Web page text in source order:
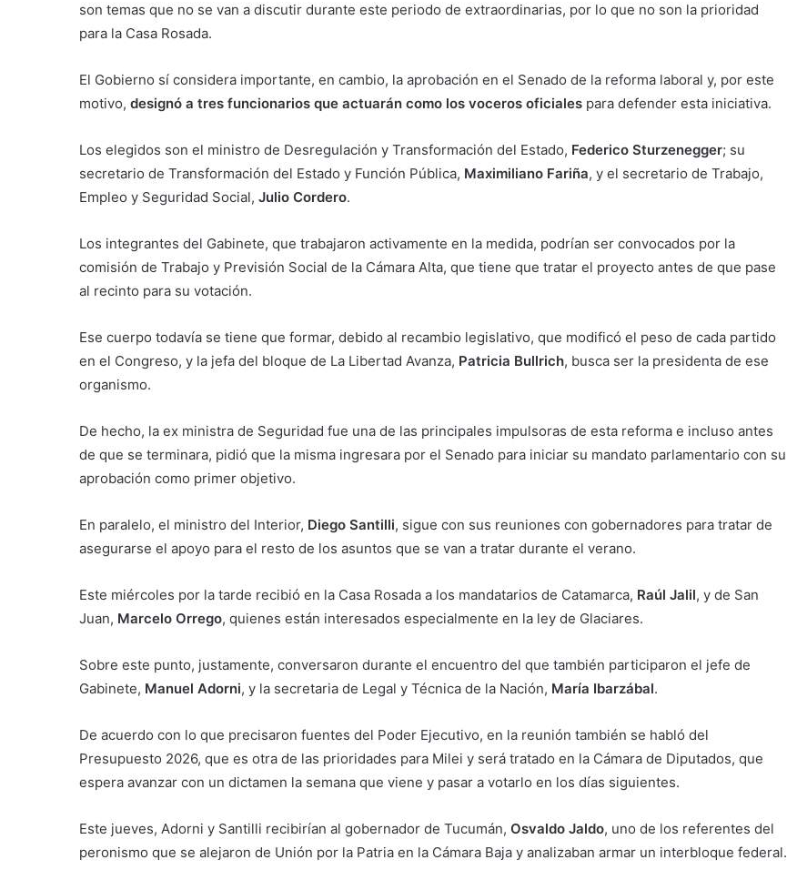
son temas que no se van a discutir durante este periodo de extraordinarias, por lo que no son la prioridad
para la Casa Rosada.
El Gobierno sí considera importante, en cambio, la aprobación en el Senado de la reforma laboral y, por este
motivo, designó a tres funcionarios que actuarán como los voceros oficiales para defender esta iniciativa.
Los elegidos son el ministro de Desregulación y Transformación del Estado, Federico Sturzenegger; su
secretario de Transformación del Estado y Función Pública, Maximiliano Fariña, y el secretario de Trabajo,
Empleo y Seguridad Social, Julio Cordero.
Los integrantes del Gabinete, que trabajaron activamente en la medida, podrían ser convocados por la
comisión de Trabajo y Previsión Social de la Cámara Alta, que tiene que tratar el proyecto antes de que pase
al recinto para su votación.
Ese cuerpo todavía se tiene que formar, debido al recambio legislativo, que modificó el peso de cada partido
en el Congreso, y la jefa del bloque de La Libertad Avanza, Patricia Bullrich, busca ser la presidenta de ese
organismo.
De hecho, la ex ministra de Seguridad fue una de las principales impulsoras de esta reforma e incluso antes
de que se terminara, pidió que la misma ingresara por el Senado para iniciar su mandato parlamentario con su
aprobación como primer objetivo.
En paralelo, el ministro del Interior, Diego Santilli, sigue con sus reuniones con gobernadores para tratar de
asegurarse el apoyo para el resto de los asuntos que se van a tratar durante el verano.
Este miércoles por la tarde recibió en la Casa Rosada a los mandatarios de Catamarca, Raúl Jalil, y de San
Juan, Marcelo Orrego, quienes están interesados especialmente en la ley de Glaciares.
Sobre este punto, justamente, conversaron durante el encuentro del que también participaron el jefe de
Gabinete, Manuel Adorni, y la secretaria de Legal y Técnica de la Nación, María Ibarzábal.
De acuerdo con lo que precisaron fuentes del Poder Ejecutivo, en la reunión también se habló del
Presupuesto 2026, que es otra de las prioridades para Milei y será tratado en la Cámara de Diputados, que
espera avanzar con un dictamen la semana que viene y pasar a votarlo en los días siguientes.
Este jueves, Adorni y Santilli recibirían al gobernador de Tucumán, Osvaldo Jaldo, uno de los referentes del
peronismo que se alejaron de Unión por la Patria en la Cámara Baja y analizaban armar un interbloque federal.